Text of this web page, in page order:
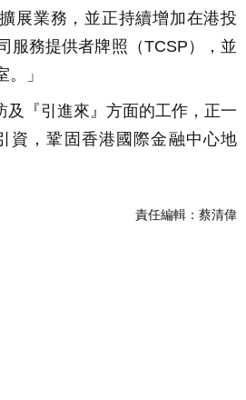
展業務，並正持續增加在港投
服務提供者牌照（TCSP），並
」
『引進來』方面的工作，正一
資，鞏固香港國際金融中心地
責任編輯： 蔡清偉